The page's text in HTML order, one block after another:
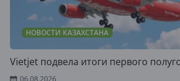
НОВОСТИ КАЗАХСТАНА
Vietjet подвела итоги первого